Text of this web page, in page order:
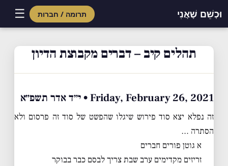
וּכְשֵׁם שֶׁאֲנִי תרומה / חברות ☰
תהלים קיב – דברים מקבוצת הדיון
Friday, February 26, 2021 • י״ד אדר תשפ״א
זה נפלא יצא סוד פירוש שיגלו שהפשט של סוד זה פרסום ולא
הסתרה …
א גוטן פורים חברים
זריזים מקדימים ערב שבת צריך לבסם כבר בבוקר